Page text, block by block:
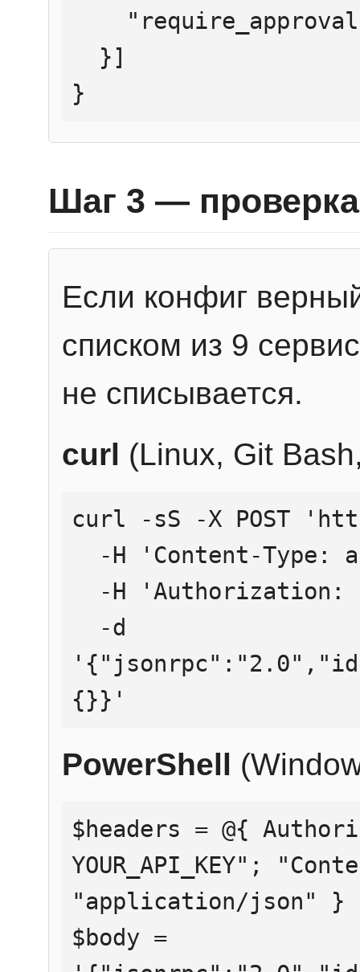
}
Шаг 3 — проверка
Если конфиг
списком из 9
не списывается.
curl (Linux, Git
curl -sS -X POST
{}}'
PowerShell
$headers = @{
YOUR_API_KEY";
"application/json" }
$body =